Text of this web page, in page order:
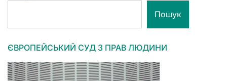
Пошук
ЄВРОПЕЙСЬКИЙ СУД З ПРАВ ЛЮДИНИ